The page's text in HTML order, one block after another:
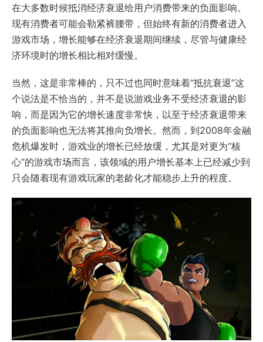
在大多数时候抵消经济衰退给用户消费带来的负面影响。
现有消费者可能会勒紧裤腰带，但始终有新的消费者进入
游戏市场，增长能够在经济衰退期间继续，尽管与健康经
济环境时的增长相比相对缓慢。
当然，这是非常棒的，只不过也同时意味着“抵抗衰退”这
个说法是不恰当的，并不是说游戏业务不受经济衰退的影
响，而是因为它的增长速度非常快，以至于经济衰退带来
的负面影响也无法将其推向负增长。然而，到2008年金融
危机爆发时，游戏业的增长已经放缓，尤其是对更为“核
心”的游戏市场而言，该领域的用户增长基本上已经减少到
只会随着现有游戏玩家的老龄化才能稳步上升的程度。